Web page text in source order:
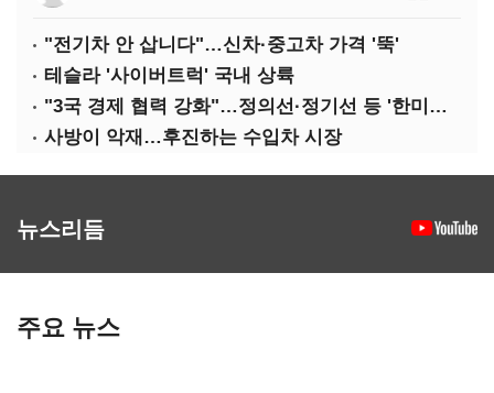
"전기차 안 삽니다"…신차·중고차 가격 '뚝'
테슬라 '사이버트럭' 국내 상륙
"3국 경제 협력 강화"…정의선·정기선 등 '한미일 경제대화' 참석
사방이 악재…후진하는 수입차 시장
뉴스리듬
주요 뉴스